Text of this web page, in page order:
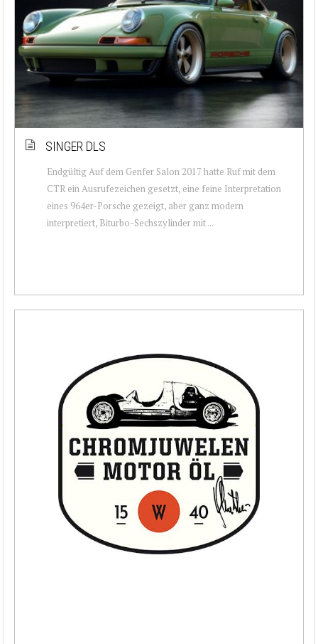
SINGER DLS
Endgültig Auf dem Genfer Salon 2017 hatte Ruf mit dem
CTR ein Ausrufezeichen gesetzt, eine feine Interpretation
eines 964er-Porsche gezeigt, aber ganz modern
interpretiert, Biturbo-Sechszylinder mit ...